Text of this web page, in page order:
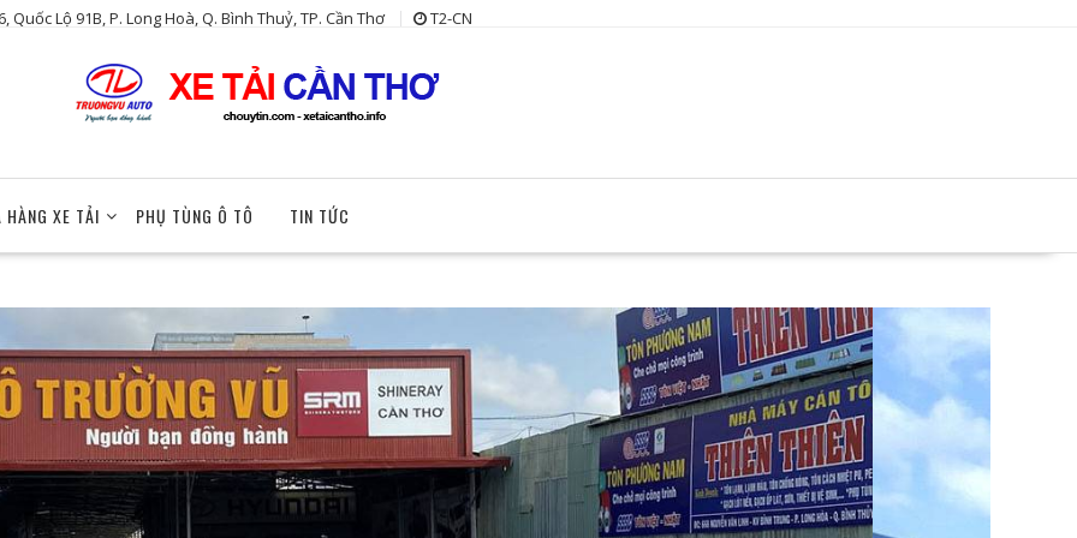
Quốc Lộ 91B, P. Long Hoà, Q. Bình Thuỷ, TP. Cần Thơ T2-CN
HÀNG XE TẢI PHỤ TÙNG Ô TÔ TIN TỨC